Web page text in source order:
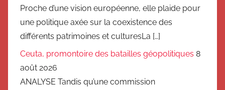
Proche d’une vision européenne, elle plaide pour
une politique axée sur la coexistence des
différents patrimoines et culturesLa […]
Ceuta, promontoire des batailles géopolitiques 8
août 2026
ANALYSE Tandis qu’une commission